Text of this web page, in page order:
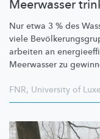
Meerwasser
Nur etwa 3 % des
viele
arbeiten an
Meerwasser zu
FNR, University of